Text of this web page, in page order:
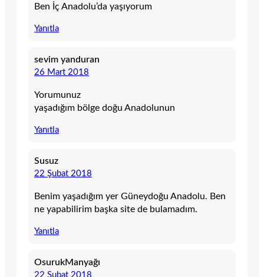
Ben İç Anadolu’da yaşıyorum
Yanıtla
sevim yanduran
26 Mart 2018
Yorumunuz
yaşadığım bölge doğu Anadolunun
Yanıtla
Susuz
22 Şubat 2018
Benim yaşadığım yer Güneydoğu Anadolu. Ben
ne yapabilirim başka site de bulamadım.
Yanıtla
OsurukManyağı
22 Şubat 2018